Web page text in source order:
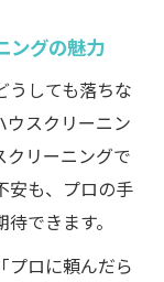
ングの魅力
うしても落ちな
ウスクリーニン
クリーニングで
安も、プロの手
できます。
プロに頼んだら